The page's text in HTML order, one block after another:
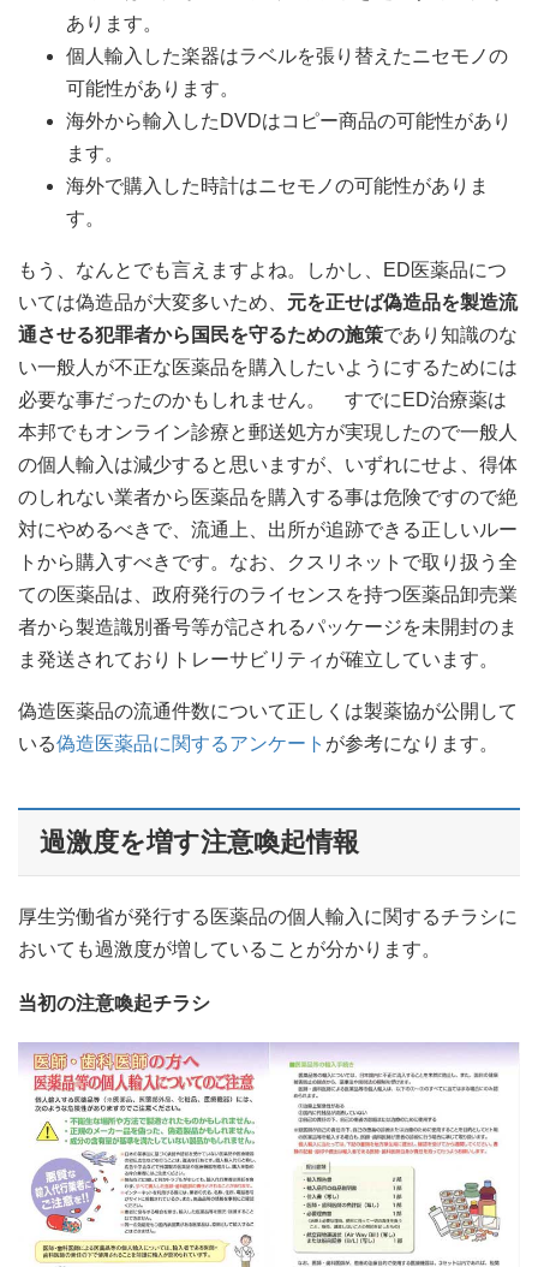
あります。
個人輸入した楽器はラベルを張り替えたニセモノの
可能性があります。
海外から輸入したDVDはコピー商品の可能性があり
ます。
海外で購入した時計はニセモノの可能性がありま
す。
もう、なんとでも言えますよね。しかし、ED医薬品につ
いては偽造品が大変多いため、 元を正せば偽造品を製造流
通させる犯罪者から国民を守るための施策であり知識のな
い一般人が不正な医薬品を購入したいようにするためには
必要な事だったのかもしれません。 すでにED治療薬は
本邦でもオンライン診療と郵送処方が実現したので一般人
の個人輸入は減少すると思いますが、いずれにせよ、得体
のしれない業者から医薬品を購入する事は危険ですので絶
対にやめるべきで、流通上、出所が追跡できる正しいルー
トから購入すべきです。なお、クスリネットで取り扱う全
ての医薬品は、政府発行のライセンスを持つ医薬品卸売業
者から製造識別番号等が記されるパッケージを未開封のま
ま発送されておりトレーサビリティが確立しています。
偽造医薬品の流通件数について正しくは製薬協が公開して
いる偽造医薬品に関するアンケート が参考になります。
過激度を増す注意喚起情報
厚生労働省が発行する医薬品の個人輸入に関するチラシに
おいても過激度が増していることが分かります。
当初の注意喚起チラシ